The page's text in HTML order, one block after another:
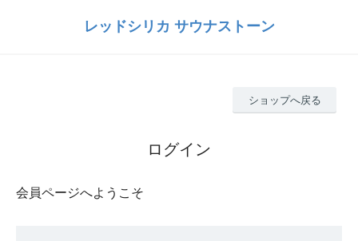
レッドシリカ サウナストーン
ショップへ戻る
ログイン
会員ページへようこそ